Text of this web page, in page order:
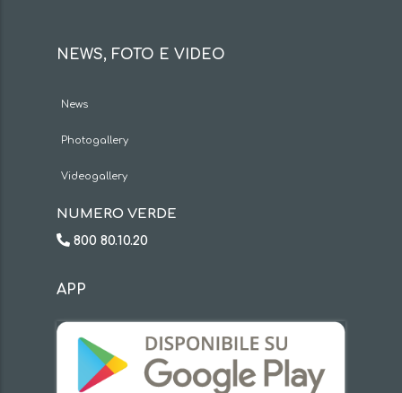
NEWS, FOTO E VIDEO
News
Photogallery
Videogallery
NUMERO VERDE
800 80.10.20
APP